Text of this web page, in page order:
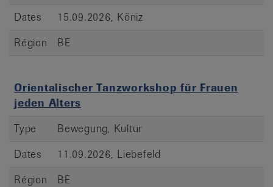
Dates
15.09.2026, Köniz
Région
BE
Orientalischer Tanzworkshop für Frauen
jeden Alters
Type
Bewegung, Kultur
Dates
11.09.2026, Liebefeld
Région
BE